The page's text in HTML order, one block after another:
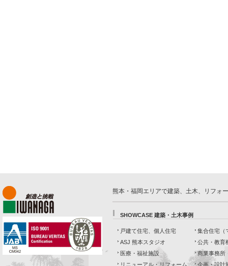
熊本・福岡エリアで建築、土木、リフォ
SHOWCASE 建築・土木事例
戸建て住宅、個人住宅
ASJ 熊本スタジオ
医療・福祉施設
リニューアル・リフォーム
集合住宅（
公共・教育
商業事務所
企画・設計